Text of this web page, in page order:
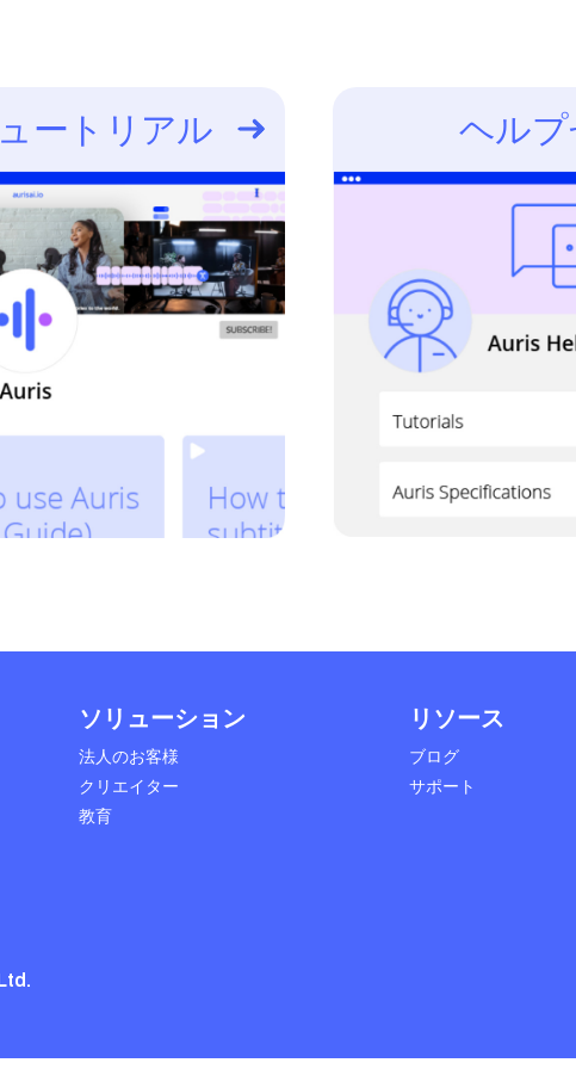
ートリアル ヘル
ソリューション
法人のお客様
クリエイター
教育
リソース
ブログ
サポート